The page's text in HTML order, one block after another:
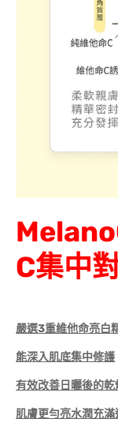
C集中
嚴選3重維他命亮白
能深入肌底集中修護
有效改善日曬後的
肌膚更勻亮水潤充滿